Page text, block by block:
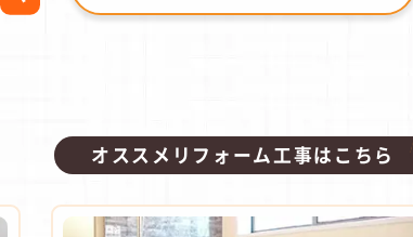
オススメリフォーム工事はこちら